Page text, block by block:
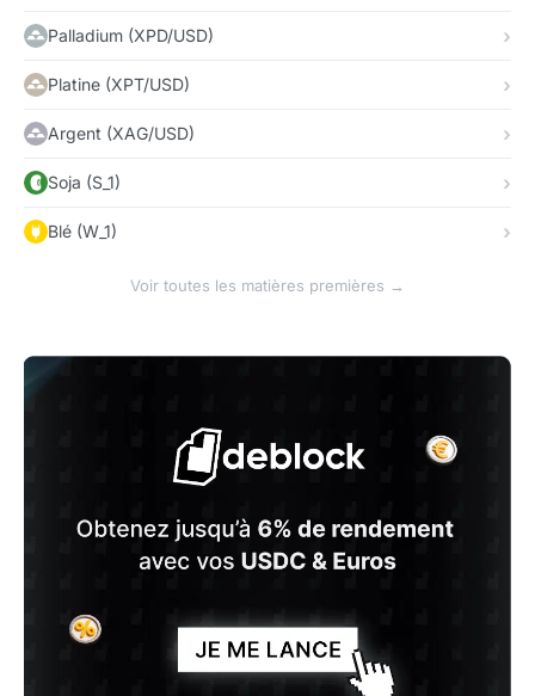
Palladium (XPD/USD)
Platine (XPT/USD)
Argent (XAG/USD)
Soja (S_1)
Blé (W_1)
Voir toutes les matières premières →